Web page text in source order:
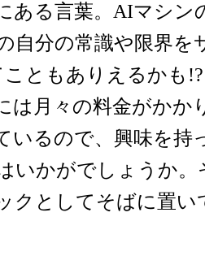
ある言葉。AIマシン
自分の常識や限界を
こともありえるか
は月々の料金がかか
いるので、興味を持
いかがでしょうか
クとしてそばに置い